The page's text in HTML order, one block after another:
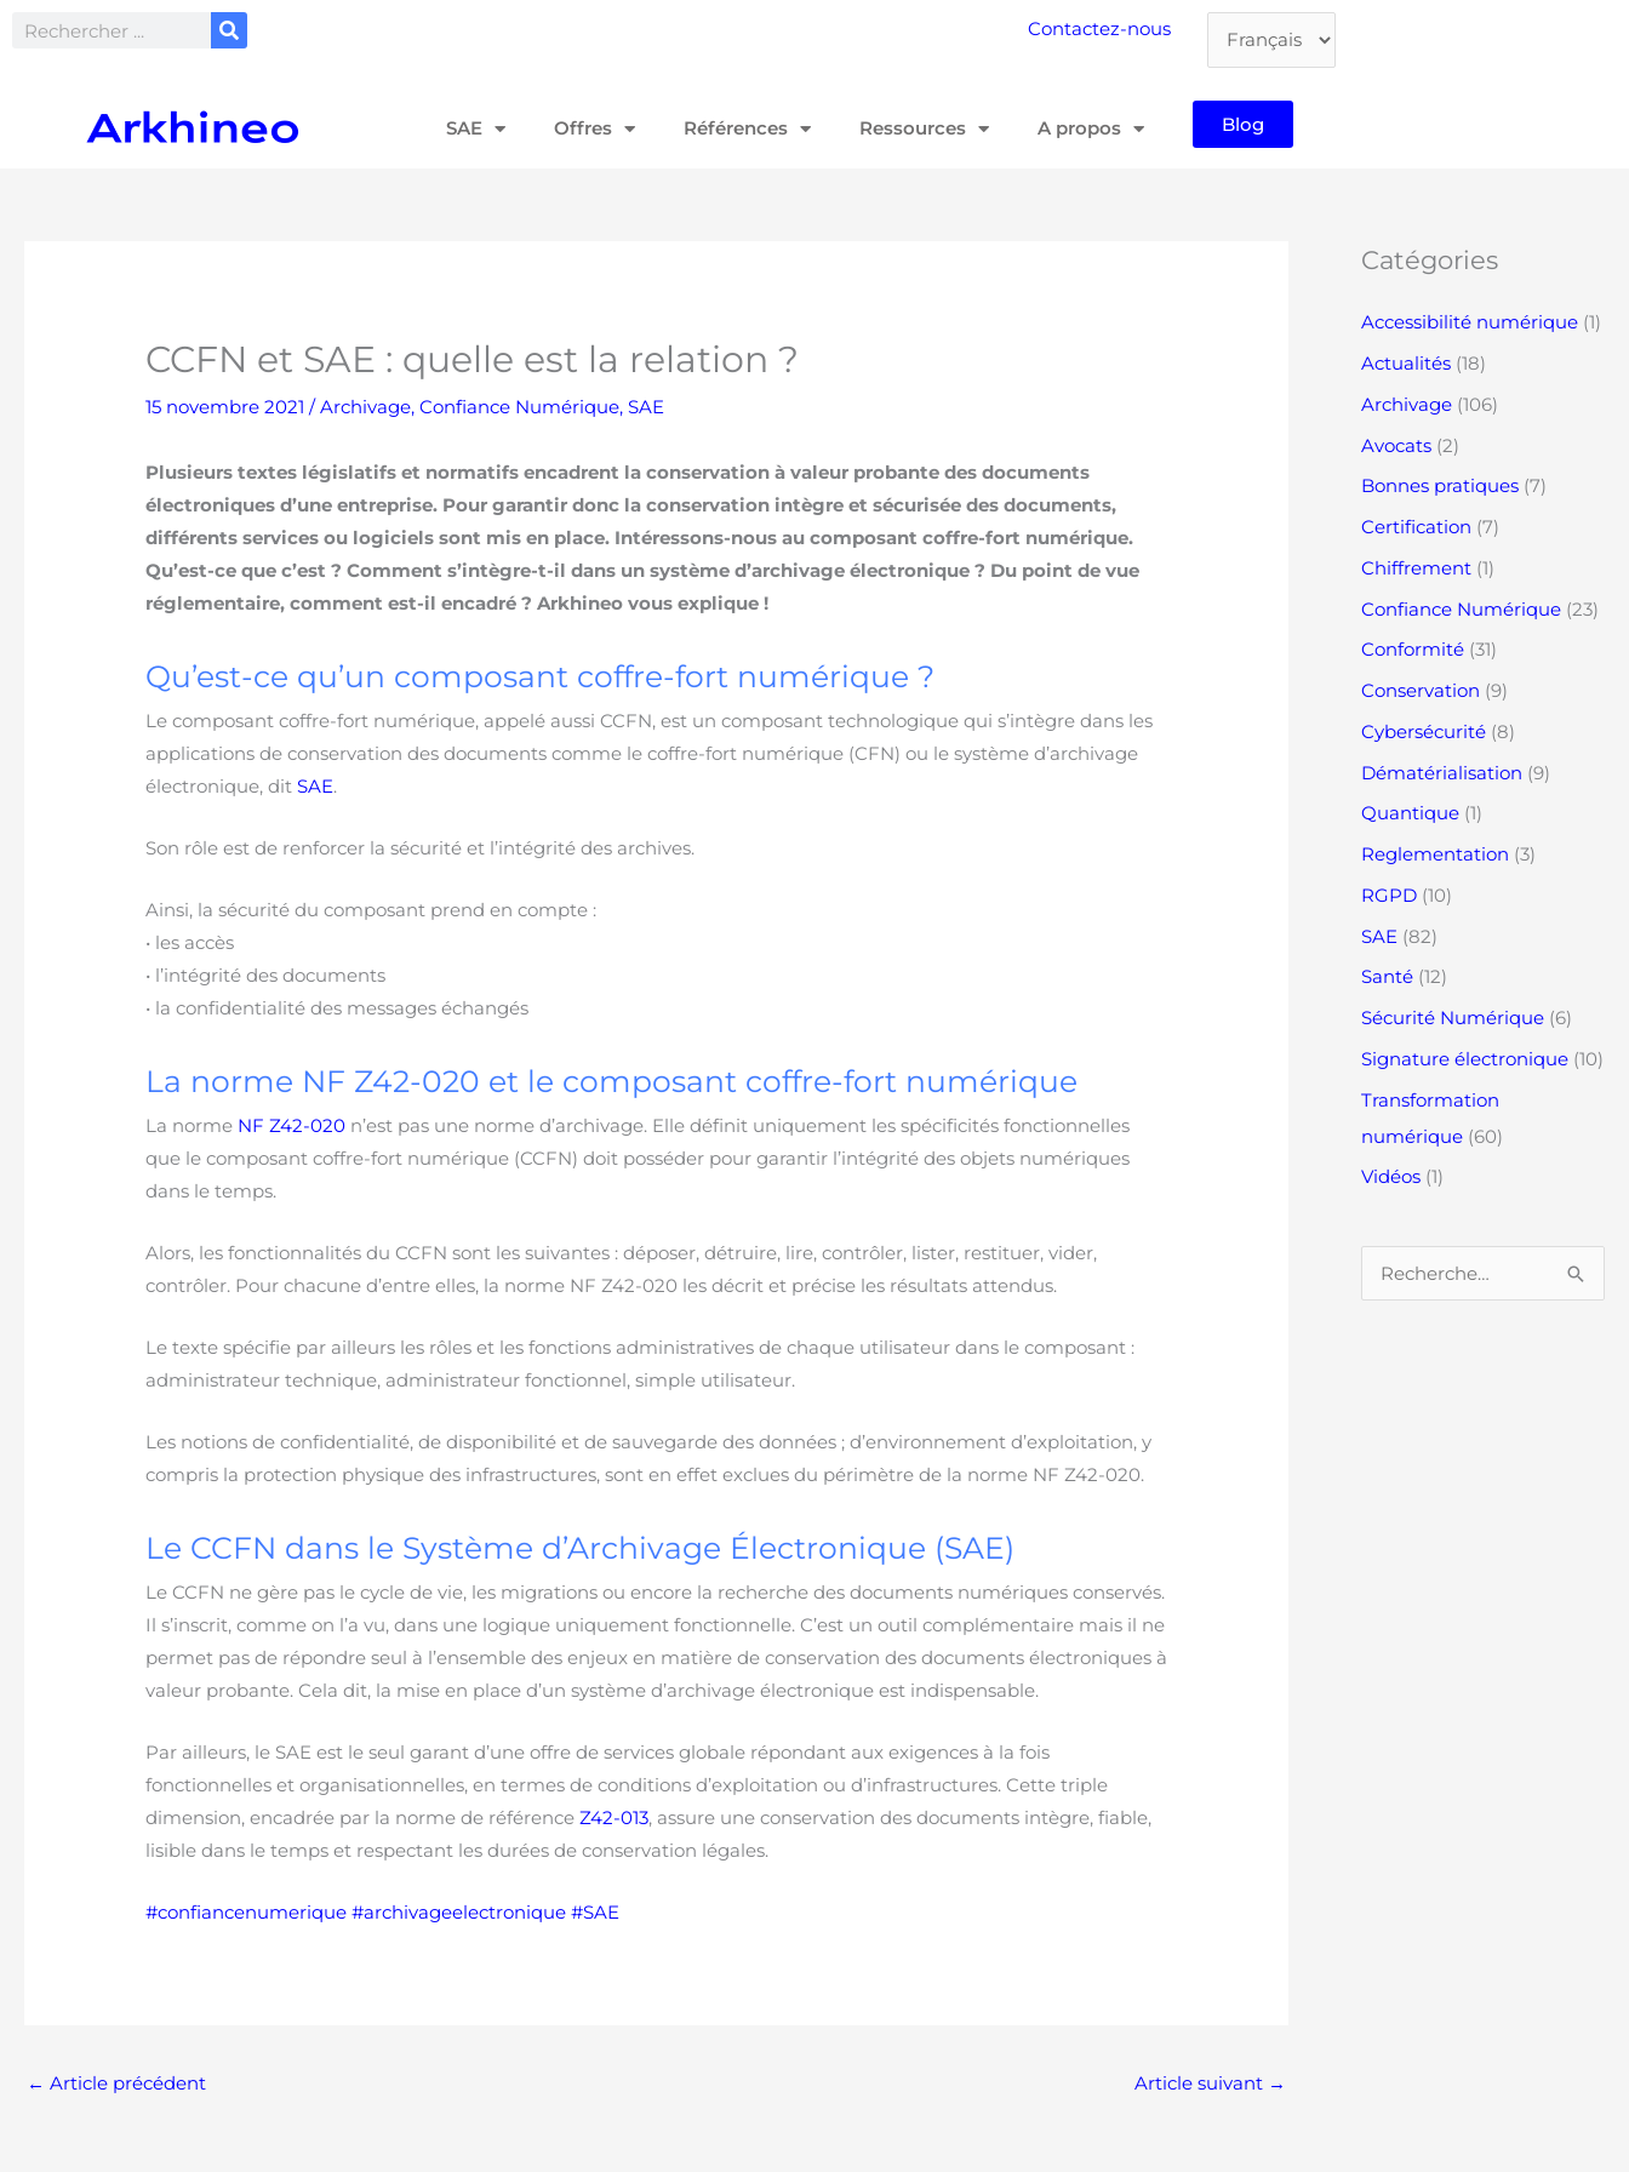
Rechercher Contactez-nous
Choisir
SAE
Offres Références Ressources A propos Blog
CCFN et SAE : quelle est la relation ?
15 novembre 2021/Archivage,Confiance Numérique,SAE
Plusieurs textes législatifs et normatifs encadrent la conservation à valeur probante des documents
électroniques d’une entreprise. Pour garantir donc la conservation intègre et sécurisée des documents,
différents services ou logiciels sont mis en place. Intéressons-nous au composant coffre-fort numérique.
Qu’est-ce que c’est ? Comment s’intègre-t-il dans un système d’archivage électronique ? Du point de vue
réglementaire, comment est-il encadré ? Arkhineo vous explique !
Qu’est-ce qu’un composant coffre-fort numérique ?
Le composant coffre-fort numérique, appelé aussi CCFN, est un composant technologique qui s’intègre dans les
applications de conservation des documents comme le coffre-fort numérique (CFN) ou le système d’archivage
électronique, ditSAE.
Son rôle est de renforcer la sécurité et l’intégrité des archives.
Ainsi, la sécurité du composant prend en compte :
• les accès
• l’intégrité des documents
• la confidentialité des messages échangés
La norme NF Z42-020 et le composant coffre-fort numérique
La norme NF Z42-020 n’est pas une norme d’archivage. Elle définit uniquement les spécificités fonctionnelles
que le composant coffre-fort numérique (CCFN) doit posséder pour garantir l’intégrité des objets numériques
dans le temps.
Alors, les fonctionnalités du CCFN sont les suivantes : déposer, détruire, lire, contrôler, lister, restituer, vider,
contrôler. Pour chacune d’entre elles, la norme NF Z42-020 les décrit et précise les résultats attendus.
Le texte spécifie par ailleurs les rôles et les fonctions administratives de chaque utilisateur dans le composant :
administrateur technique, administrateur fonctionnel, simple utilisateur.
Les notions de confidentialité, de disponibilité et de sauvegarde des données ; d’environnement d’exploitation, y
compris la protection physique des infrastructures, sont en effet exclues du périmètre de la norme NF Z42-020.
Le CCFN dans le Système d’Archivage Électronique (SAE)
Le CCFN ne gère pas le cycle de vie, les migrations ou encore la recherche des documents numériques conservés.
Il s’inscrit, comme on l’a vu, dans une logique uniquement fonctionnelle. C’est un outil complémentaire mais il ne
permet pas de répondre seul à l’ensemble des enjeux en matière de conservation des documents électroniques à
valeur probante. Cela dit, la mise en place d’un système d’archivage électronique est indispensable.
Par ailleurs, le SAE est le seul garant d’une offre de services globale répondant aux exigences à la fois
fonctionnelles et organisationnelles, en termes de conditions d’exploitation ou d’infrastructures. Cette triple
dimension, encadrée par la norme de référence Z42-013, assure une conservation des documents intègre, fiable,
lisible dans le temps et respectant les durées de conservation légales.
#confiancenumerique #archivageelectronique #SAE
← Article précédent Article suivant →
Catégories
Accessibilité numérique (1)
Actualités (18)
Archivage (106)
Avocats (2)
Bonnes pratiques (7)
Certification (7)
Chiffrement (1)
Confiance Numérique (23)
Conformité (31)
Conservation (9)
Cybersécurité (8)
Dématérialisation (9)
Quantique (1)
Reglementation (3)
RGPD (10)
SAE (82)
Santé (12)
Sécurité Numérique (6)
Signature électronique (10)
Transformation
numérique (60)
Vidéos (1)